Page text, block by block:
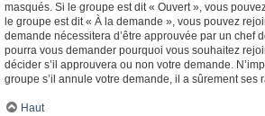
masqués. Si le groupe est dit « Ouvert », vous
le groupe est dit « À la demande », vous pouvez
demande nécessitera d’être approuvée par un chef
pourra vous demander pourquoi vous souhaitez
décider s’il approuvera ou non votre demande.
groupe s’il annule votre demande, il a sûrement ses
Haut